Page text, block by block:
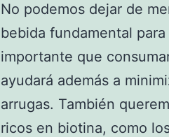
No podemos dejar de
bebida fundamental
importante que
ayudará además a
arrugas. También
ricos en biotina, como